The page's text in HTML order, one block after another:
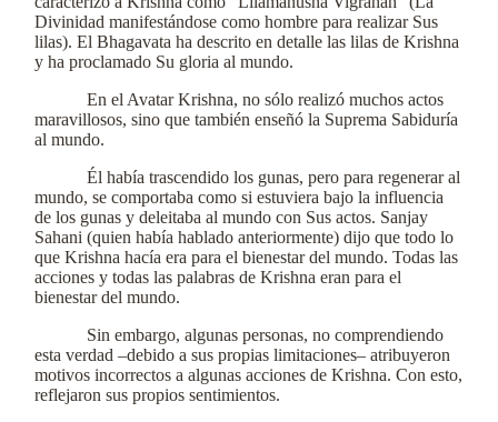
Divinidad manifestándose como hombre para realizar Sus
lilas). El Bhagavata ha descrito en detalle las lilas de Krishna
y ha proclamado Su gloria al mundo.
En el Avatar Krishna, no sólo realizó muchos actos
maravillosos, sino que también enseñó la Suprema Sabiduría
al mundo.
Él había trascendido los gunas, pero para regenerar al
mundo, se comportaba como si estuviera bajo la influencia
de los gunas y deleitaba al mundo con Sus actos. Sanjay
Sahani (quien había hablado anteriormente) dijo que todo lo
que Krishna hacía era para el bienestar del mundo. Todas las
acciones y todas las palabras de Krishna eran para el
bienestar del mundo.
Sin embargo, algunas personas, no comprendiendo
esta verdad –debido a sus propias limitaciones– atribuyeron
motivos incorrectos a algunas acciones de Krishna. Con esto,
reflejaron sus propios sentimientos.